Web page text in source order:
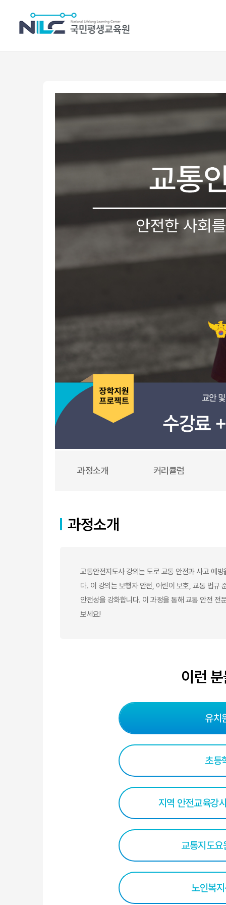
과정소개 커리큘럼
과정소개
교통안전지도사 강의는 도로 교통 안전과 사고 예
다. 이 강의는 보행자 안전, 어린이 보호, 교통 법규
안전성을 강화합니다. 이 과정을 통해 교통 안전 전
보세요!
이런
유치
초등
지역 안전교육강
교통지도
노인복